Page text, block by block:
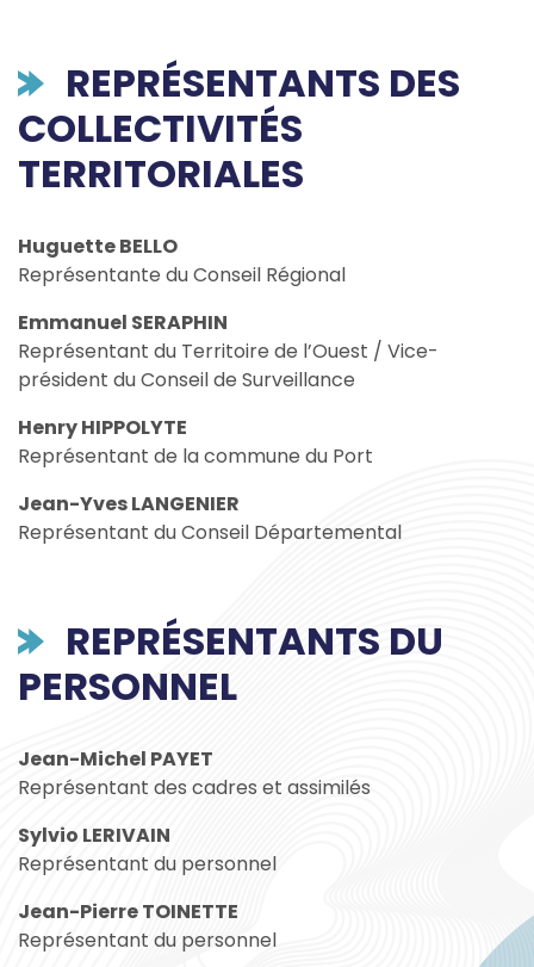
REPRÉSENTANTS DES
COLLECTIVITÉS
TERRITORIALES
Huguette BELLO
Représentante du Conseil Régional
Emmanuel SERAPHIN
Représentant du Territoire de l’Ouest / Vice-
président du Conseil de Surveillance
Henry HIPPOLYTE
Représentant de la commune du Port
Jean-Yves LANGENIER
Représentant du Conseil Départemental
REPRÉSENTANTS DU
PERSONNEL
Jean-Michel PAYET
Représentant des cadres et assimilés
Sylvio LERIVAIN
Représentant du personnel
Jean-Pierre TOINETTE
Représentant du personnel